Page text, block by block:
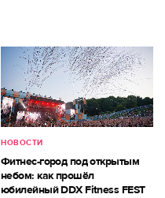
НОВОСТИ
Фитнес-город под открытым
небом: как прошёл
юбилейный DDX Fitness FEST